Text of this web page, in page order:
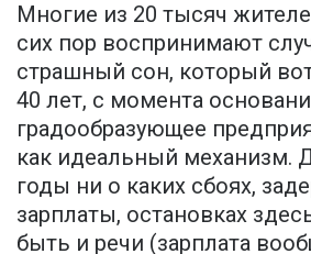
Многие из 20 тысяч
сих пор воспринимают
страшный сон, который
40 лет, с момента
градообразующее
как идеальный механизм.
годы ни о каких сбоях,
зарплаты, остановках
быть и речи (зарплата